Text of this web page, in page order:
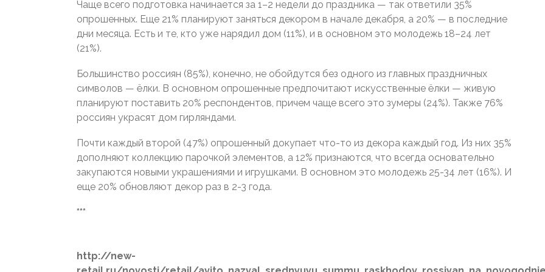
Чаще всего подготовка начинается за 1–2 недели до праздника — так ответили 35%
опрошенных. Еще 21% планируют заняться декором в начале декабря, а 20% — в последние
дни месяца. Есть и те, кто уже нарядил дом (11%), и в основном это молодежь 18–24 лет
(21%).
Большинство россиян (85%), конечно, не обойдутся без одного из главных праздничных
символов — ёлки. В основном опрошенные предпочитают искусственные ёлки — живую
планируют поставить 20% респондентов, причем чаще всего это зумеры (24%). Также 76%
россиян украсят дом гирляндами.
Почти каждый второй (47%) опрошенный докупает что-то из декора каждый год. Из них 35%
дополняют коллекцию парочкой элементов, а 12% признаются, что всегда основательно
закупаются новыми украшениями и игрушками. В основном это молодежь 25-34 лет (16%). И
еще 20% обновляют декор раз в 2-3 года.
***
http://new-